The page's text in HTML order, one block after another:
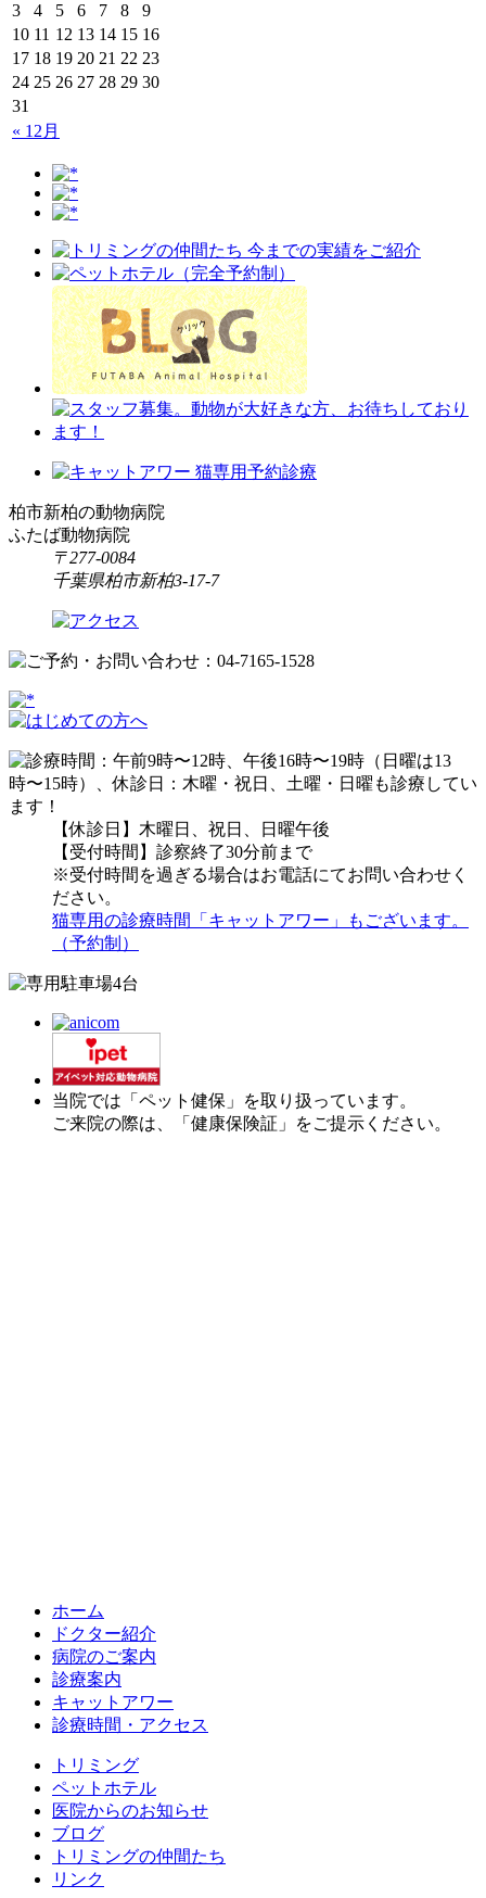
« 12月
3
4 5 6 7 8
9
10 11 12 13 14 15 16
17 18 19 20 21 22 23
24 25 26 27 28 29 30
31
柏市新柏の動物病院
ふたば動物病院
〒277-0084
千葉県柏市新柏3-17-7
【休診日】木曜日、祝日、日曜午後
【受付時間】診察終了30分前まで
※受付時間を過ぎる場合はお電話にてお問い合わせく
ださい。
猫専用の診療時間「キャットアワー」もございます。
（予約制）
当院では「ペット健保」を取り扱っています。
ご来院の際は、「健康保険証」をご提示ください。
ホーム
ドクター紹介
病院のご案内
診療案内
キャットアワー
診療時間・アクセス
トリミング
ペットホテル
医院からのお知らせ
ブログ
トリミングの仲間たち
リンク